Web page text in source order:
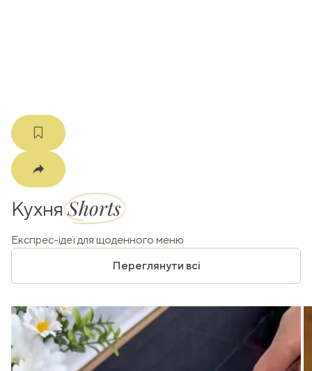
КухняShorts
Експрес-ідеї для щоденного меню
Переглянути всі